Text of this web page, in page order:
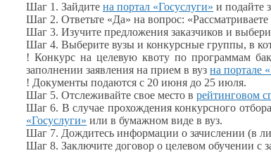
Шаг 1. Зайдите на портал «Госуслуги» и подайте
Шаг 2. Ответьте «Да» на вопрос:
Шаг 3. Изучите предложения заказчиков и
Шаг 4. Выберите вузы и конкурсные группы, в
! Конкурс на целевую квоту по программам
заполнении заявления на прием в вуз на портале
! Документы подаются с 20 июня до 25 июля.
Шаг 5. Отслеживайте свое место в рейтинговом
Шаг 6. В случае прохождения конкурсного
«Госуслуги» или в бумажном виде в вуз.
Шаг 7. Дождитесь информации о зачислении (в
Шаг 8. Заключите договор о целевом обучении с